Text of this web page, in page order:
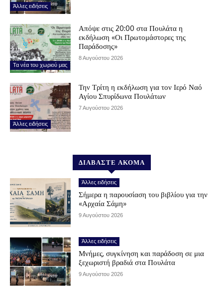
Άλλες ειδήσεις
Τα νέα του χωριού μας
Απόψε στις 20:00 στα Πουλάτα η
εκδήλωση «Οι Πρωτομάστορες της
Παράδοσης»
8 Αυγούστου 2026
Άλλες ειδήσεις
Την Τρίτη η εκδήλωση για τον Ιερό Ναό
Αγίου Σπυρίδωνα Πουλάτων
7 Αυγούστου 2026
ΔΙΑΒΑΣΤΕ ΑΚΟΜΑ
Άλλες ειδήσεις
Σήμερα η παρουσίαση του βιβλίου για την
«Αρχαία Σάμη»
9 Αυγούστου 2026
Άλλες ειδήσεις
Μνήμες, συγκίνηση και παράδοση σε μια
ξεχωριστή βραδιά στα Πουλάτα
9 Αυγούστου 2026